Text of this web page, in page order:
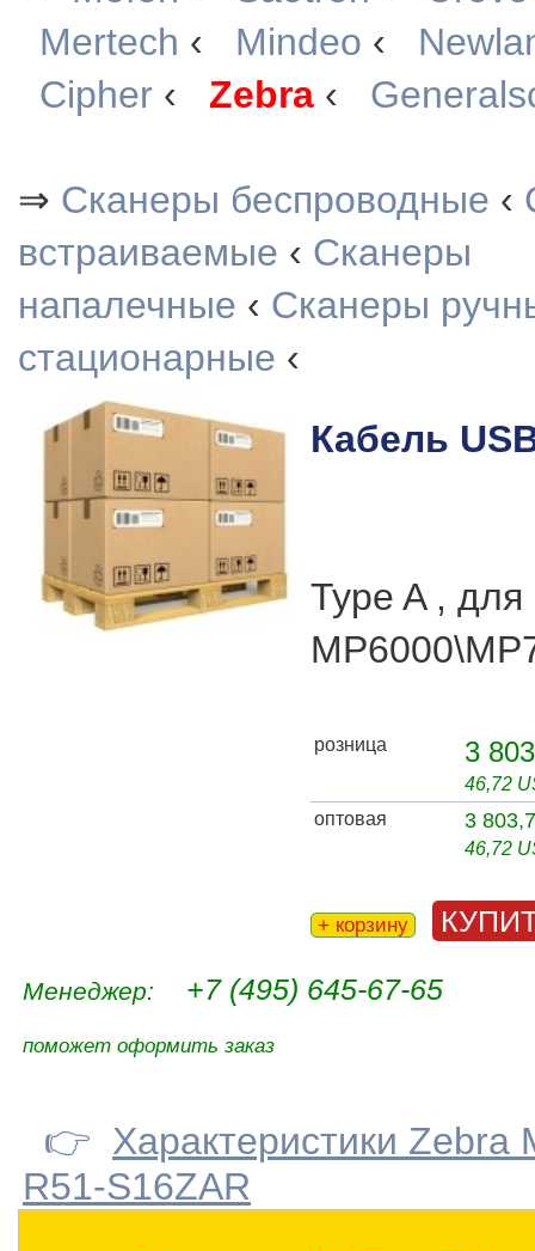
Mertech ‹ Mindeo ‹
Cipher ‹ Zebra ‹
⇒ Сканеры беспроводные ‹
встраиваемые ‹ Сканеры
напалечные ‹ Сканеры
стационарные ‹
Кабель
Type A ,
розница 3
46,72
оптовая
3
46,72
+ корзину
Менеджер: +7 (495) 645-67-65
поможет оформить заказ
👉 Характеристики Zebra
R51-S16ZAR